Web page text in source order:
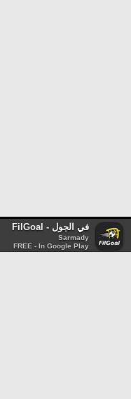
في الجول - FilGoal
Sarmady
FREE - In Google Play